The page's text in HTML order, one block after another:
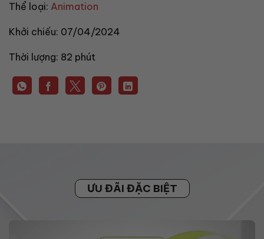
Thể loại: Animation
Khởi chiếu: 07/04/2024
Thời lượng: 82 phút
ƯU ĐÃI ĐẶC BIỆT